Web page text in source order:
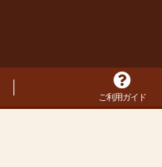
ご利用ガイド